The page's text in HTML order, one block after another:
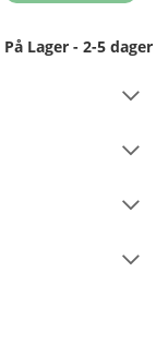
På Lager - 2-5 dager